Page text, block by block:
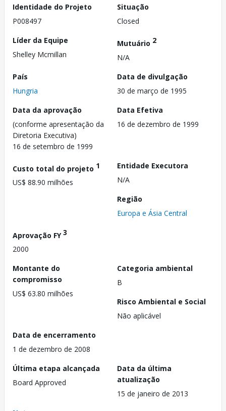
Identidade do Projeto
P008497
Situação
Closed
Líder da Equipe
Shelley Mcmillan
Mutuário 2
N/A
País
Hungria
Data de divulgação
30 de março de 1995
Data da aprovação
(conforme apresentação da
Diretoria Executiva)
16 de setembro de 1999
Data Efetiva
16 de dezembro de 1999
Custo total do projeto 1
US$ 88.90 milhões
Entidade Executora
N/A
Região
Europa e Ásia Central
Aprovação FY3
2000
Montante do
compromisso
US$ 63.80 milhões
Categoria ambiental
B
Risco Ambiental e Social
Não aplicável
Data de encerramento
1 de dezembro de 2008
Última etapa alcançada
Board Approved
Data da última
atualização
15 de janeiro de 2013